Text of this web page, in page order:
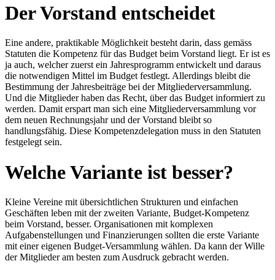
Der Vorstand entscheidet
Eine andere, praktikable Möglichkeit besteht darin, dass gemäss
Statuten die Kompetenz für das Budget beim Vorstand liegt. Er ist es
ja auch, welcher zuerst ein Jahresprogramm entwickelt und daraus
die notwendigen Mittel im Budget festlegt. Allerdings bleibt die
Bestimmung der Jahresbeiträge bei der Mitgliederversammlung.
Und die Mitglieder haben das Recht, über das Budget informiert zu
werden. Damit erspart man sich eine Mitgliederversammlung vor
dem neuen Rechnungsjahr und der Vorstand bleibt so
handlungsfähig. Diese Kompetenzdelegation muss in den Statuten
festgelegt sein.
Welche Variante ist besser?
Kleine Vereine mit übersichtlichen Strukturen und einfachen
Geschäften leben mit der zweiten Variante, Budget-Kompetenz
beim Vorstand, besser. Organisationen mit komplexen
Aufgabenstellungen und Finanzierungen sollten die erste Variante
mit einer eigenen Budget-Versammlung wählen. Da kann der Wille
der Mitglieder am besten zum Ausdruck gebracht werden.